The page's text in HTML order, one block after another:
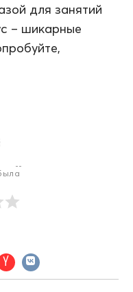
для занятий
– шикарные